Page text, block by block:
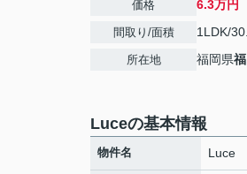
価格 6.3万円
間取り/面積 1LDK/
所在地 福岡県
Luceの基本情報
物件名 Luce